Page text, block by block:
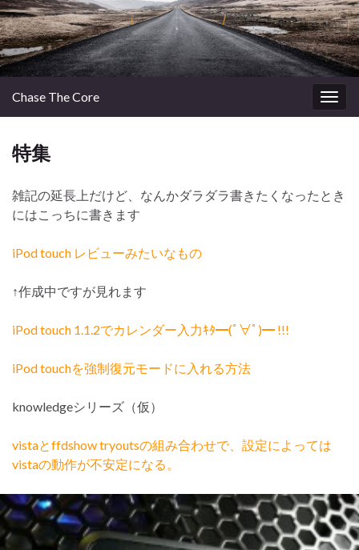
Chase The Core
特集
雑記の延長上だけど、なんかダラダラ書きたくなったとき
にはこっちに書きます
iPod touch レビューみたいなもの
↑作成中ですが見れます
iPod touch 1.1.2でカレンダー入力ｷﾀ━(ﾟ∀ﾟ)━ !!!
iPod touchを強制復元モードに入れる方法
knowledgeシリーズ（仮）
vistaとffdshow tryoutsの組み合わせで、設定によっては
vistaの動作が不安定になる。